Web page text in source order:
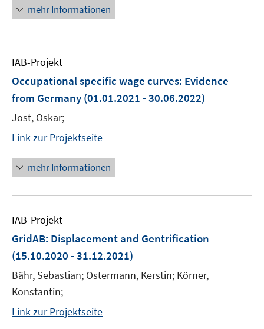
mehr Informationen
IAB-Projekt
Occupational specific wage curves: Evidence
from Germany (01.01.2021 - 30.06.2022)
Jost, Oskar;
Link zur Projektseite
mehr Informationen
IAB-Projekt
GridAB: Displacement and Gentrification
(15.10.2020 - 31.12.2021)
Bähr, Sebastian; Ostermann, Kerstin; Körner,
Konstantin;
Link zur Projektseite